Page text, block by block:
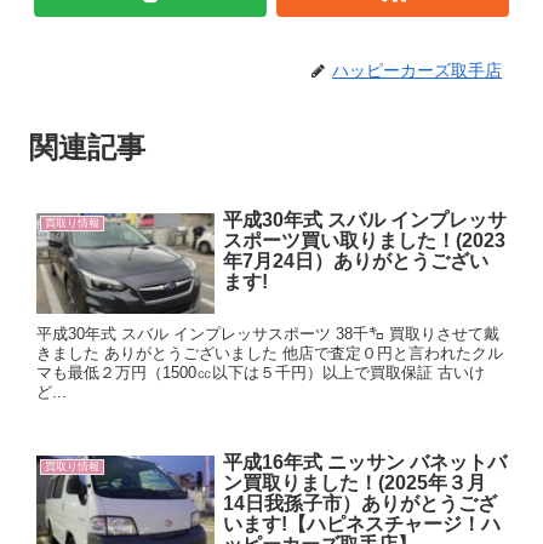
ハッピーカーズ取手店
関連記事
買取り情報
平成30年式 スバル インプレッサ
スポーツ買い取りました！(2023
年7月24日）ありがとうござい
ます!
平成30年式 スバル インプレッサスポーツ 38千㌔ 買取りさせて戴
きました ありがとうございました 他店で査定０円と言われたクル
マも最低２万円（1500㏄以下は５千円）以上で買取保証 古いけ
ど...
買取り情報
平成16年式 ニッサン バネットバ
ン買取りました！(2025年３月
14日我孫子市）ありがとうござ
います!【ハピネスチャージ！ハ